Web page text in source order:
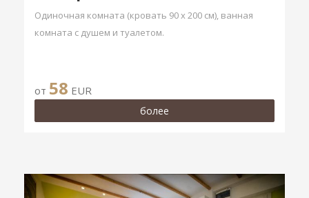
Одиночная комната (кровать 90 х 200 см), ванная
комната с душем и туалетом.
от 58 EUR
более